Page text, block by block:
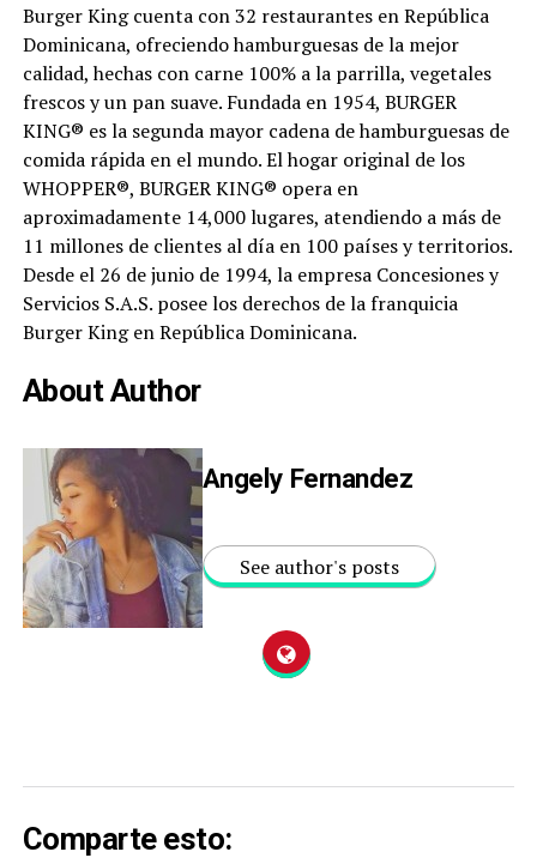
Burger King cuenta con 32 restaurantes en República
Dominicana, ofreciendo hamburguesas de la mejor
calidad, hechas con carne 100% a la parrilla, vegetales
frescos y un pan suave. Fundada en 1954, BURGER
KING® es la segunda mayor cadena de hamburguesas de
comida rápida en el mundo. El hogar original de los
WHOPPER®, BURGER KING® opera en
aproximadamente 14,000 lugares, atendiendo a más de
11 millones de clientes al día en 100 países y territorios.
Desde el 26 de junio de 1994, la empresa Concesiones y
Servicios S.A.S. posee los derechos de la franquicia
Burger King en República Dominicana.
About Author
Angely Fernandez
See author's posts
Comparte esto: